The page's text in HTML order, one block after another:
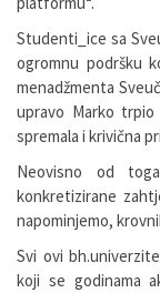
Studenti_ice sa
ogromnu podršku
menadžmenta
upravo Marko
spremala i krivična
Neovisno od
konkretizirane
napominjemo,
Svi ovi
koji se godinama